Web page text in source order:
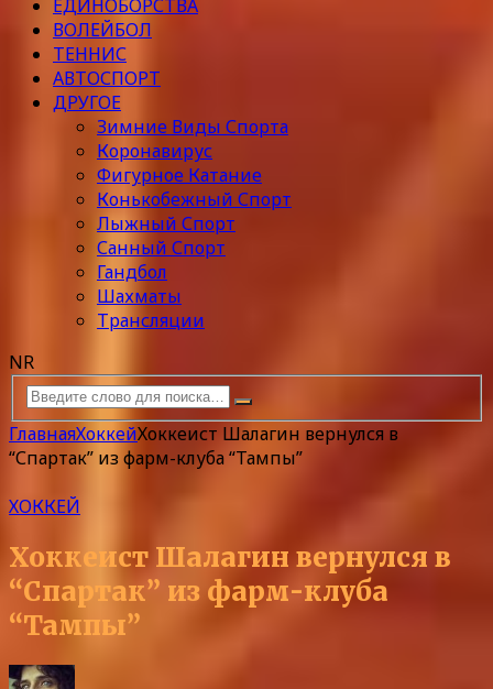
ЕДИНОБОРСТВА
ВОЛЕЙБОЛ
ТЕННИС
АВТОСПОРТ
ДРУГОЕ
Зимние Виды Спорта
Коронавирус
Фигурное Катание
Конькобежный Спорт
Лыжный Спорт
Санный Спорт
Гандбол
Шахматы
Трансляции
NR
ГлавнаяХоккейХоккеист Шалагин вернулся в
“Спартак” из фарм-клуба “Тампы”
ХОККЕЙ
Хоккеист Шалагин вернулся в
“Спартак” из фарм-клуба
“Тампы”